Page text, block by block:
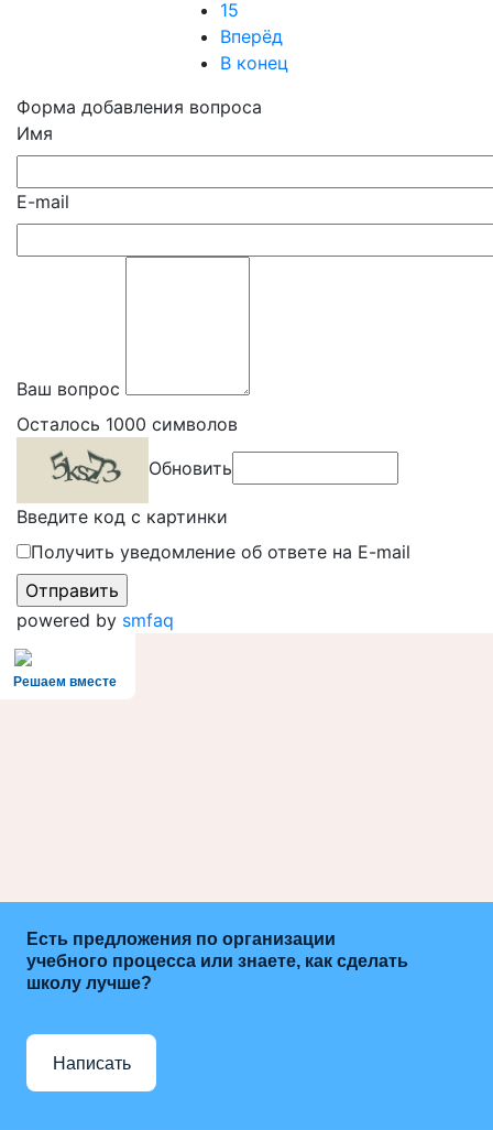
15
Вперёд
В конец
Форма добавления вопроса
Имя
E-mail
Ваш вопрос
Осталось 1000 символов
Обновить
Введите код с картинки
Получить уведомление об ответе на E-mail
powered by smfaq
Решаем вместе
Есть предложения по организации
учебного процесса или знаете, как сделать
школу лучше?
Написать